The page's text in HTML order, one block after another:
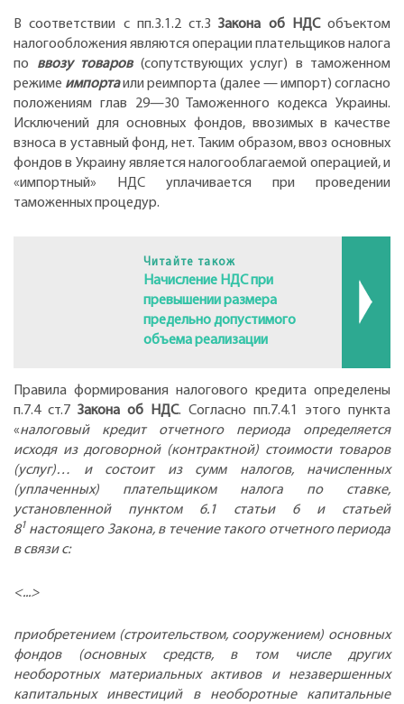
В соответствии с пп.3.1.2 ст.3Закона об НДС объектом
налогообложения являются операции плательщиков налога
по ввозу товаров(сопутствующих услуг) в таможенном
режиме импортаили реимпорта (далее — импорт) согласно
положениям глав 29—30 Таможенного кодекса Украины.
Исключений для основных фондов, ввозимых в качестве
взноса в уставный фонд, нет. Таким образом, ввоз основных
фондов в Украину является налогооблагаемой операцией, и
«импортный» НДС уплачивается при проведении
таможенных процедур.
Читайте також
Начисление НДС при
превышении размера
предельно допустимого
объема реализации
Правила формирования налогового кредита определены
п.7.4 ст.7 Закона об НДС. Согласно пп.7.4.1 этого пункта
«налоговый кредит отчетного периода определяется
исходя из договорной (контрактной) стоимости товаров
(услуг)… и состоит из сумм налогов, начисленных
(уплаченных) плательщиком налога по ставке,
установленной пунктом 6.1 статьи 6 и статьей
81 настоящего Закона, в течение такого отчетного периода
в связи с:
<...>
приобретением (строительством, сооружением) основных
фондов (основных средств, в том числе других
необоротных материальных активов и незавершенных
капитальных инвестиций в необоротные капитальные